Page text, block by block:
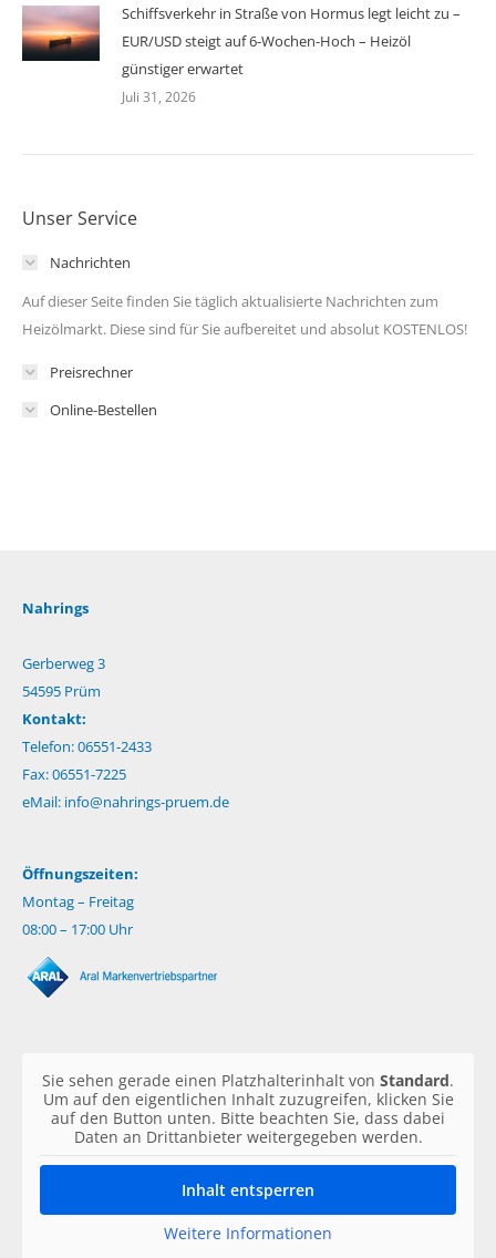
Schiffsverkehr in Straße von Hormus legt leicht zu –
EUR/USD steigt auf 6-Wochen-Hoch – Heizöl
günstiger erwartet
Juli 31, 2026
Unser Service
Nachrichten
Auf dieser Seite finden Sie täglich aktualisierte Nachrichten zum
Heizölmarkt. Diese sind für Sie aufbereitet und absolut KOSTENLOS!
Preisrechner
Online-Bestellen
Nahrings
Gerberweg 3
54595 Prüm
Kontakt:
Telefon: 06551-2433
Fax: 06551-7225
eMail: info@nahrings-pruem.de
Öffnungszeiten:
Montag – Freitag
08:00 – 17:00 Uhr
Sie sehen gerade einen Platzhalterinhalt von Standard.
Um auf den eigentlichen Inhalt zuzugreifen, klicken Sie
auf den Button unten. Bitte beachten Sie, dass dabei
Daten an Drittanbieter weitergegeben werden.
Inhalt entsperren
Weitere Informationen